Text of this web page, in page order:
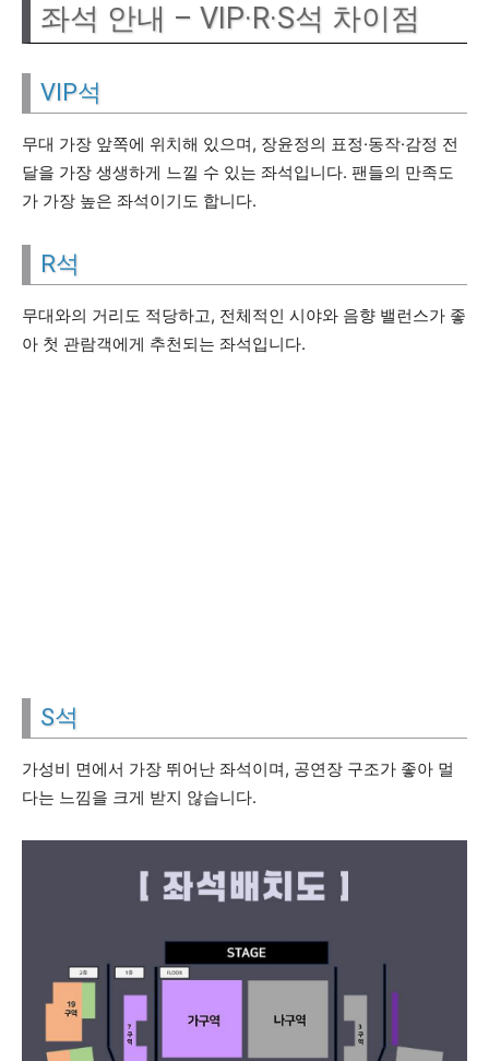
좌석 안내 – VIP·R·S석 차이점
VIP석
무대 가장 앞쪽에 위치해 있으며, 장윤정의 표정·동작·감정 전
달을 가장 생생하게 느낄 수 있는 좌석입니다. 팬들의 만족도
가 가장 높은 좌석이기도 합니다.
R석
무대와의 거리도 적당하고, 전체적인 시야와 음향 밸런스가 좋
아 첫 관람객에게 추천되는 좌석입니다.
S석
가성비 면에서 가장 뛰어난 좌석이며, 공연장 구조가 좋아 멀
다는 느낌을 크게 받지 않습니다.